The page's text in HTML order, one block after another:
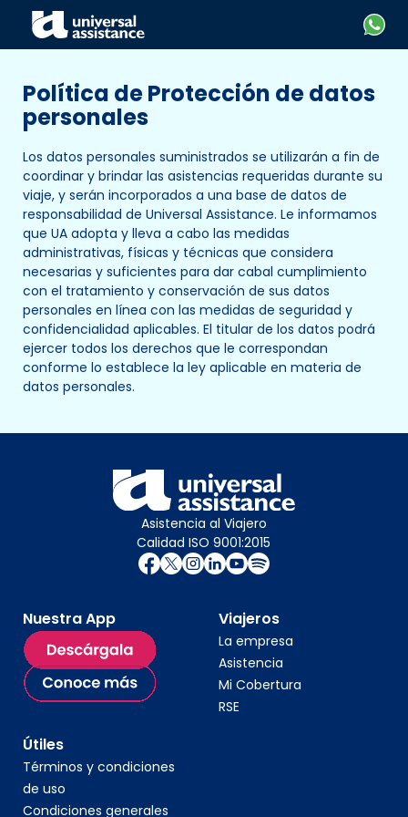
Política de Protección de datos
personales
Los datos personales suministrados se utilizarán a fin de
coordinar y brindar las asistencias requeridas durante su
viaje, y serán incorporados a una base de datos de
responsabilidad de Universal Assistance. Le informamos
que UA adopta y lleva a cabo las medidas
administrativas, físicas y técnicas que considera
necesarias y suficientes para dar cabal cumplimiento
con el tratamiento y conservación de sus datos
personales en línea con las medidas de seguridad y
confidencialidad aplicables. El titular de los datos podrá
ejercer todos los derechos que le correspondan
conforme lo establece la ley aplicable en materia de
datos personales.
Asistencia al Viajero
Calidad ISO 9001:2015
Nuestra App Viajeros
La empresa
Asistencia
Mi Cobertura
RSE
Útiles
Términos y condiciones
de uso
Condiciones generales